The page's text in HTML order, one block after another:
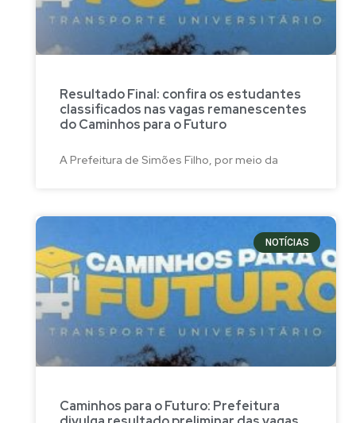
Resultado Final: confira os estudantes
classificados nas vagas remanescentes
do Caminhos para o Futuro
A Prefeitura de Simões Filho, por meio da
NOTÍCIAS
Caminhos para o Futuro: Prefeitura